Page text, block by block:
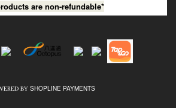
are non-refundable*
BY SHOPLINE PAYMENTS